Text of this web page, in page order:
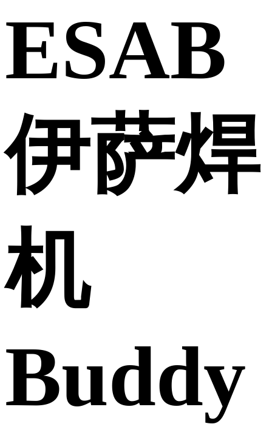
ESAB
伊萨焊
机
Buddy